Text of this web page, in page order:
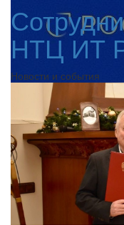
НТЦ ИТ
Новости и события